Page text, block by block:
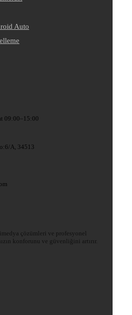
Auto
09:00–15:00
A, 34513
çözümleri ve profesyonel
konforunu ve güvenliğini artırır.